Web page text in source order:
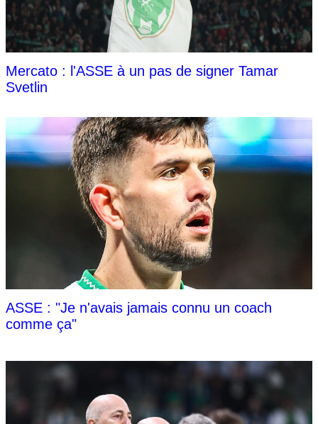
Mercato : l'ASSE à un pas de signer Tamar
Svetlin
ASSE : "Je n'avais jamais connu un coach
comme ça"